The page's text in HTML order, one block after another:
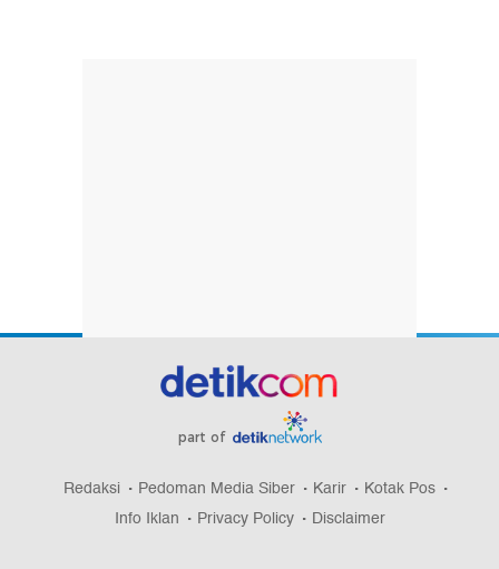
part of
Redaksi Pedoman Media Siber Karir
Kotak Pos
Info Iklan
Privacy Policy Disclaimer